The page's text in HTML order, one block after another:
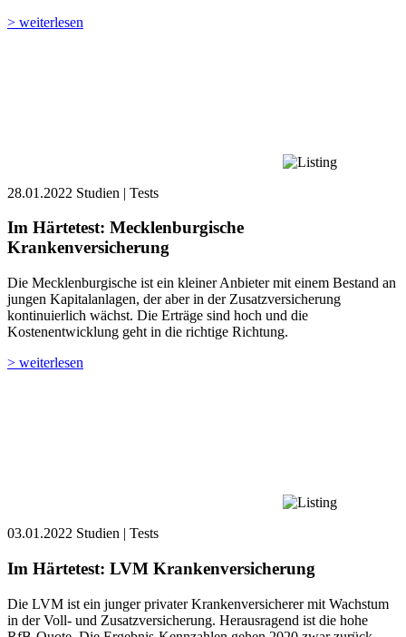
> weiterlesen
28.01.2022 Studien | Tests
Im Härtetest: Mecklenburgische
Krankenversicherung
Die Mecklenburgische ist ein kleiner Anbieter mit einem Bestand an
jungen Kapital­anlagen, der aber in der Zusatzversicherung
kontinuierlich wächst. Die Erträge sind hoch und die
Kostenentwicklung geht in die richtige Richtung.
> weiterlesen
03.01.2022 Studien | Tests
Im Härtetest: LVM Krankenversicherung
Die LVM ist ein junger privater Krankenversicherer mit Wachstum
in der Voll- und Zusatzversicherung. Herausragend ist die hohe